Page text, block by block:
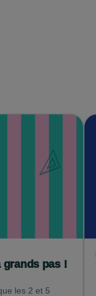
grands pas !
les 2 et 5